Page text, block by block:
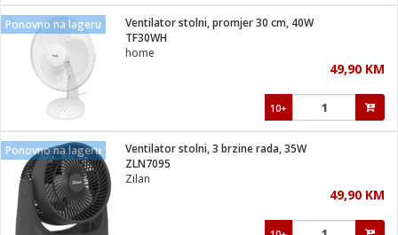
aparati
i oprema
brave
Ponovno na lageru
Ventilator stolni, promjer 30 cm, 40W
TF30WH
home
49,90 KM
10+
Ponovno na lageru
Ventilator stolni, 3 brzine rada, 35W
ZLN7095
Zilan
49,90 KM